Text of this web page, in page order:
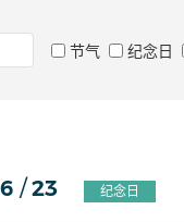
节气 纪念日
/23 纪念日